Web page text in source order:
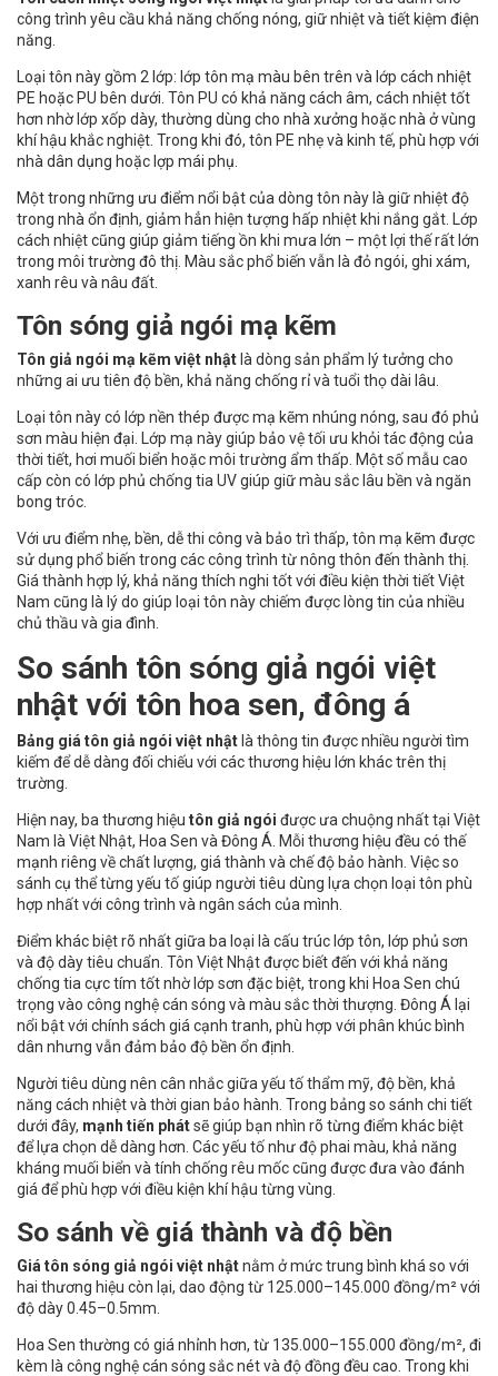
công trình yêu cầu khả năng chống nóng, giữ nhiệt và tiết kiệm điện
năng.
Loại tôn này gồm 2 lớp: lớp tôn mạ màu bên trên và lớp cách nhiệt
PE hoặc PU bên dưới. Tôn PU có khả năng cách âm, cách nhiệt tốt
hơn nhờ lớp xốp dày, thường dùng cho nhà xưởng hoặc nhà ở vùng
khí hậu khắc nghiệt. Trong khi đó, tôn PE nhẹ và kinh tế, phù hợp với
nhà dân dụng hoặc lợp mái phụ.
Một trong những ưu điểm nổi bật của dòng tôn này là giữ nhiệt độ
trong nhà ổn định, giảm hẳn hiện tượng hấp nhiệt khi nắng gắt. Lớp
cách nhiệt cũng giúp giảm tiếng ồn khi mưa lớn – một lợi thế rất lớn
trong môi trường đô thị. Màu sắc phổ biến vẫn là đỏ ngói, ghi xám,
xanh rêu và nâu đất.
Tôn sóng giả ngói mạ kẽm
Tôn giả ngói mạ kẽm việt nhật là dòng sản phẩm lý tưởng cho
những ai ưu tiên độ bền, khả năng chống rỉ và tuổi thọ dài lâu.
Loại tôn này có lớp nền thép được mạ kẽm nhúng nóng, sau đó phủ
sơn màu hiện đại. Lớp mạ này giúp bảo vệ tối ưu khỏi tác động của
thời tiết, hơi muối biển hoặc môi trường ẩm thấp. Một số mẫu cao
cấp còn có lớp phủ chống tia UV giúp giữ màu sắc lâu bền và ngăn
bong tróc.
Với ưu điểm nhẹ, bền, dễ thi công và bảo trì thấp, tôn mạ kẽm được
sử dụng phổ biến trong các công trình từ nông thôn đến thành thị.
Giá thành hợp lý, khả năng thích nghi tốt với điều kiện thời tiết Việt
Nam cũng là lý do giúp loại tôn này chiếm được lòng tin của nhiều
chủ thầu và gia đình.
So sánh tôn sóng giả ngói việt
nhật với tôn hoa sen, đông á
Bảng giá tôn giả ngói việt nhật là thông tin được nhiều người tìm
kiếm để dễ dàng đối chiếu với các thương hiệu lớn khác trên thị
trường.
Hiện nay, ba thương hiệu tôn giả ngói được ưa chuộng nhất tại Việt
Nam là Việt Nhật, Hoa Sen và Đông Á. Mỗi thương hiệu đều có thế
mạnh riêng về chất lượng, giá thành và chế độ bảo hành. Việc so
sánh cụ thể từng yếu tố giúp người tiêu dùng lựa chọn loại tôn phù
hợp nhất với công trình và ngân sách của mình.
Điểm khác biệt rõ nhất giữa ba loại là cấu trúc lớp tôn, lớp phủ sơn
và độ dày tiêu chuẩn. Tôn Việt Nhật được biết đến với khả năng
chống tia cực tím tốt nhờ lớp sơn đặc biệt, trong khi Hoa Sen chú
trọng vào công nghệ cán sóng và màu sắc thời thượng. Đông Á lại
nổi bật với chính sách giá cạnh tranh, phù hợp với phân khúc bình
dân nhưng vẫn đảm bảo độ bền ổn định.
Người tiêu dùng nên cân nhắc giữa yếu tố thẩm mỹ, độ bền, khả
năng cách nhiệt và thời gian bảo hành. Trong bảng so sánh chi tiết
dưới đây, mạnh tiến phátsẽ giúp bạn nhìn rõ từng điểm khác biệt
để lựa chọn dễ dàng hơn. Các yếu tố như độ phai màu, khả năng
kháng muối biển và tính chống rêu mốc cũng được đưa vào đánh
giá để phù hợp với điều kiện khí hậu từng vùng.
So sánh về giá thành và độ bền
Giá tôn sóng giả ngói việt nhậtnằm ở mức trung bình khá so với
hai thương hiệu còn lại, dao động từ 125.000–145.000 đồng/m² với
độ dày 0.45–0.5mm.
Hoa Sen thường có giá nhỉnh hơn, từ 135.000–155.000 đồng/m², đi
kèm là công nghệ cán sóng sắc nét và độ đồng đều cao. Trong khi